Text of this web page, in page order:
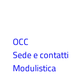
OCC
Sede e contatti
Modulistica